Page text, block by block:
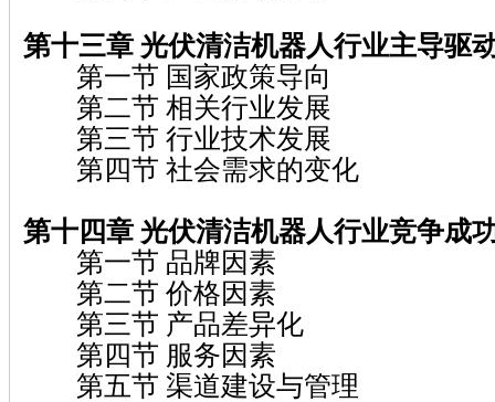
第十三章 光伏清洁机器人行业主导驱
第一节 国家政策导向
第二节 相关行业发展
第三节 行业技术发展
第四节 社会需求的变化
第十四章 光伏清洁机器人行业竞争成
第一节 品牌因素
第二节 价格因素
第三节 产品差异化
第四节 服务因素
第五节 渠道建设与管理